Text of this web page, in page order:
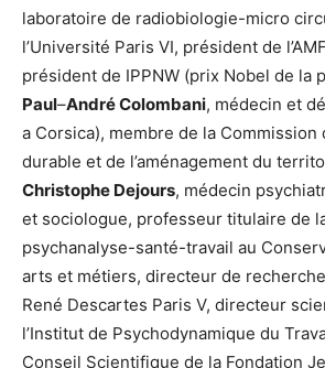
laboratoire de radiobiologie-micro
l’Université Paris VI, président de
président de IPPNW (prix Nobel de la
Paul–André Colombani, médecin et
a Corsica), membre de la
durable et de l’aménagement du
Christophe Dejours, médecin
et sociologue, professeur titulaire de
psychanalyse-santé-travail au
arts et métiers, directeur de
René Descartes Paris V, directeur
l’Institut de Psychodynamique du
Conseil Scientifique de la Fondation